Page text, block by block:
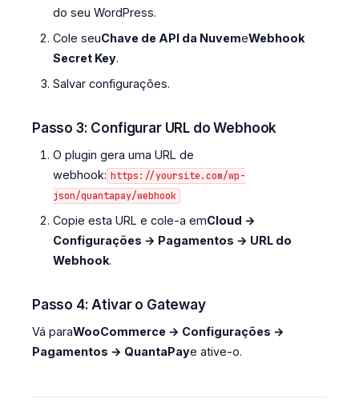
do seu WordPress.
Cole seuChave de API da NuvemeWebhook
Secret Key.
Salvar configurações.
Passo 3: Configurar URL do Webhook
O plugin gera uma URL de
webhook: https://yoursite.com/wp-
json/quantapay/webhook
Copie esta URL e cole-a emCloud →
Configurações → Pagamentos → URL do
Webhook.
Passo 4: Ativar o Gateway
Vá paraWooCommerce → Configurações →
Pagamentos → QuantaPaye ative-o.